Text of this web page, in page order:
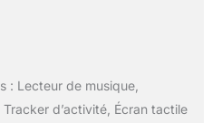
: Lecteur de musique,
d’activité, Écran tactile